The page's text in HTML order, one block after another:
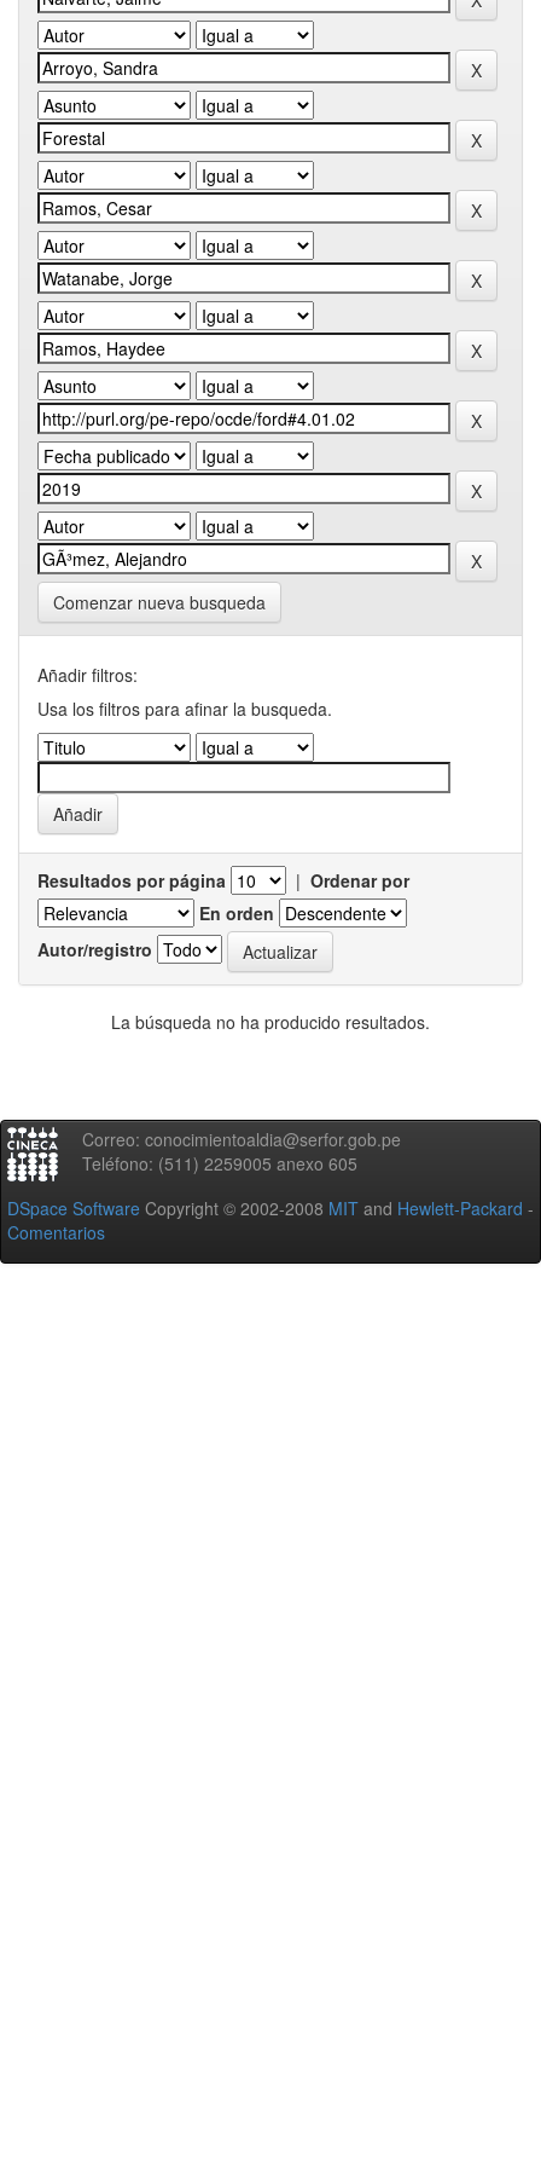
Comenzar nueva busqueda
Añadir filtros:
Usa los filtros para afinar la busqueda.
Resultados por página | Ordenar por
En orden
Autor/registro
La búsqueda no ha producido resultados.
Correo: conocimientoaldia@serfor.gob.pe
Teléfono: (511) 2259005 anexo 605
DSpace Software Copyright © 2002-2008 MIT and Hewlett-Packard -
Comentarios